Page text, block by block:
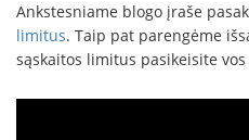
Ankstesniame blogo įraše
limitus. Taip pat parengėme
sąskaitos limitus pasikeisite